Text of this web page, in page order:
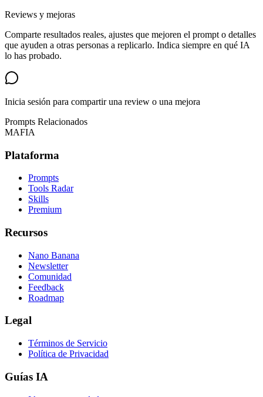
Reviews y mejoras
Comparte resultados reales, ajustes que mejoren el prompt o detalles
que ayuden a otras personas a replicarlo. Indica siempre en qué IA
lo has probado.
Inicia sesión para compartir una review o una mejora
Prompts Relacionados
MAFIA
Plataforma
Prompts
Tools Radar
Skills
Premium
Recursos
Nano Banana
Newsletter
Comunidad
Feedback
Roadmap
Legal
Términos de Servicio
Política de Privacidad
Guías IA